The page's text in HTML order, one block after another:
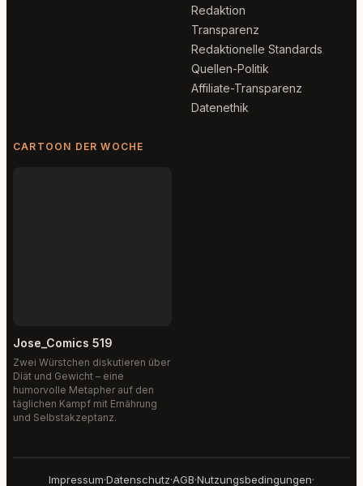
Redaktion
Transparenz
Redaktionelle Standards
Quellen-Politik
Affiliate-Transparenz
Datenethik
CARTOON DER WOCHE
Jose_Comics 519
Zwei Würstchen diskutieren über
Diät und Gewicht – eine
humorvolle Metapher auf den
täglichen Kampf mit Ernährung
und Selbstakzeptanz.
Impressum·Datenschutz·AGB·Nutzungsbedingungen·